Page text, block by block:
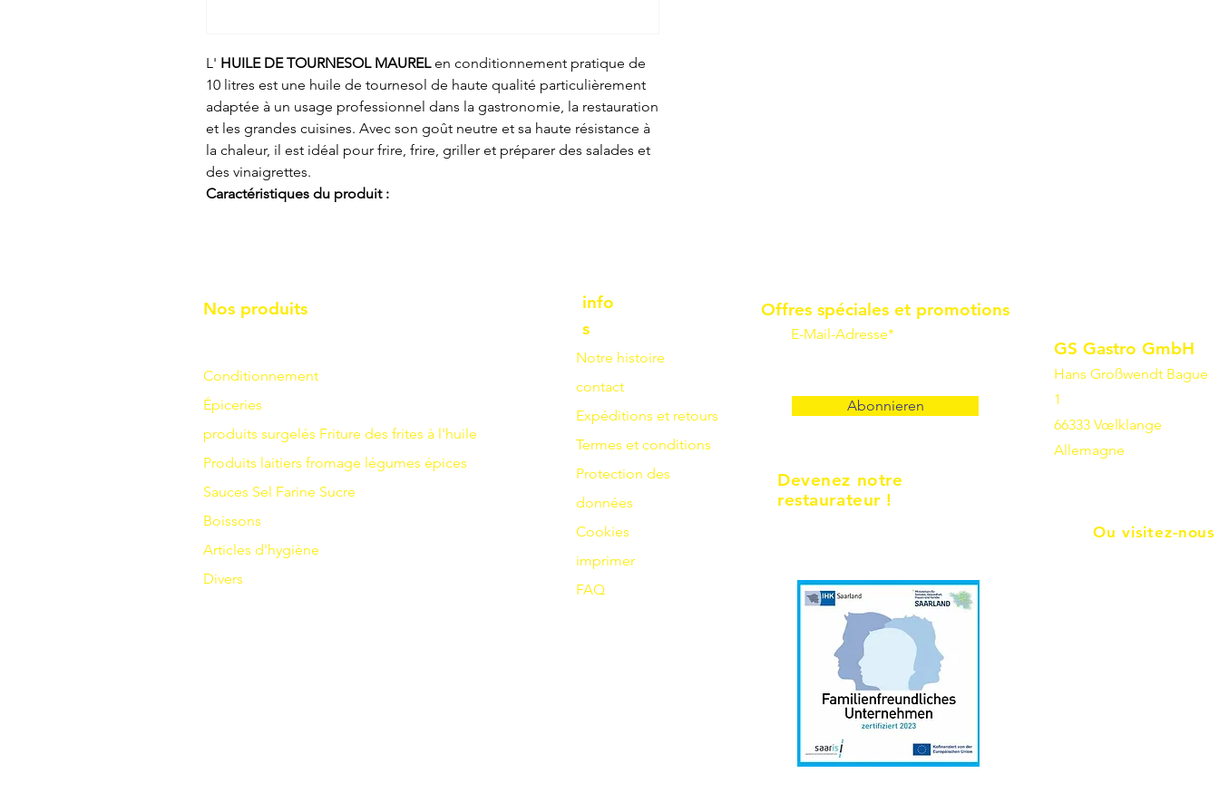
L' HUILE DE TOURNESOL MAURELen conditionnement pratique de
10 litres est une huile de tournesol de haute qualité particulièrement
adaptée à un usage professionnel dans la gastronomie, la restauration
et les grandes cuisines. Avec son goût neutre et sa haute résistance à
la chaleur, il est idéal pour frire, frire, griller et préparer des salades et
des vinaigrettes.
Caractéristiques du produit :
Nos produits
Conditionnement
Épiceries
produits surgelés Friture des frites à l'huile
Produits laitiers fromage légumes épices
Sauces Sel Farine Sucre
Boissons
Articles d'hygiène
Divers
info
s
Notre histoire
contact
Expéditions et retours
Termes et conditions
Protection des
données
Cookies
imprimer
FAQ
Offres spéciales et promotions
E-Mail-Adresse*
Abonnieren
Devenez notre
restaurateur !
GS Gastro GmbH
Hans Großwendt Bague
1
66333 Vœlklange
Allemagne
Ou visitez-